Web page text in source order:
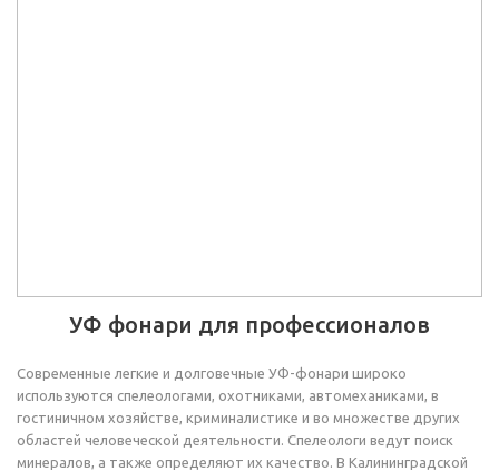
УФ фонари для профессионалов
Современные легкие и долговечные УФ-фонари широко
используются спелеологами, охотниками, автомеханиками, в
гостиничном хозяйстве, криминалистике и во множестве других
областей человеческой деятельности. Спелеологи ведут поиск
минералов, а также определяют их качество. В Калининградской